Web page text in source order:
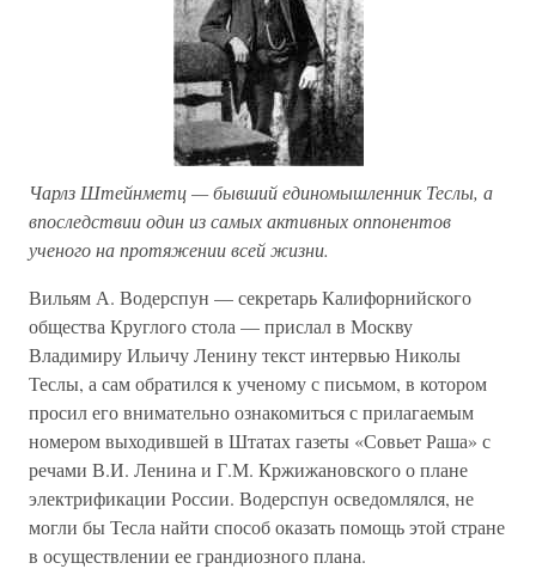
Чарлз Штейнметц — бывший единомышленник Теслы, а
впоследствии один из самых активных оппонентов
ученого на протяжении всей жизни.
Вильям А. Водерспун — секретарь Калифорнийского
общества Круглого стола — прислал в Москву
Владимиру Ильичу Ленину текст интервью Николы
Теслы, а сам обратился к ученому с письмом, в котором
просил его внимательно ознакомиться с прилагаемым
номером выходившей в Штатах газеты «Совьет Раша» с
речами В.И. Ленина и Г.М. Кржижановского о плане
электрификации России. Водерспун осведомлялся, не
могли бы Тесла найти способ оказать помощь этой стране
в осуществлении ее грандиозного плана.